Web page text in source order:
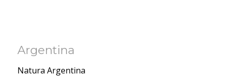
Argentina
Natura Argentina